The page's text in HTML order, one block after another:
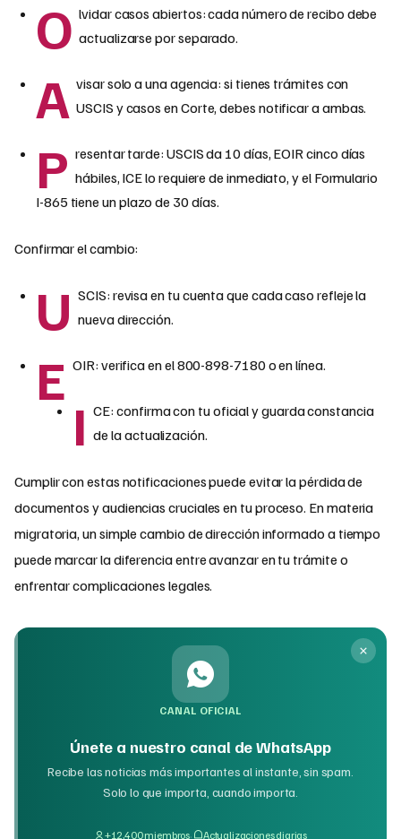
O lvidar casos abiertos: cada número de recibo debe
actualizarse por separado.
A visar solo a una agencia: si tienes trámites con
USCIS y casos en Corte, debes notificar a ambas.
P resentar tarde: USCIS da 10 días, EOIR cinco días
hábiles, ICE lo requiere de inmediato, y el Formulario
I-865 tiene un plazo de 30 días.
Confirmar el cambio:
U SCIS: revisa en tu cuenta que cada caso refleje la
nueva dirección.
E OIR: verifica en el 800-898-7180 o en línea.
I CE: confirma con tu oficial y guarda constancia
de la actualización.
Cumplir con estas notificaciones puede evitar la pérdida de
documentos y audiencias cruciales en tu proceso. En materia
migratoria, un simple cambio de dirección informado a tiempo
puede marcar la diferencia entre avanzar en tu trámite o
enfrentar complicaciones legales.
CANAL OFICIAL
Únete a nuestro canal de WhatsApp
Recibe las noticias más importantes al instante, sin spam.
Solo lo que importa, cuando importa.
+12,400 miembros· Actualizaciones diarias